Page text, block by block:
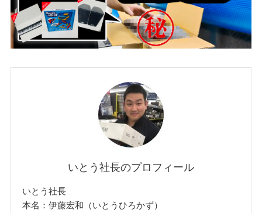
いとう社長のプロフィール
いとう社長
本名：伊藤宏和（いとうひろかず）